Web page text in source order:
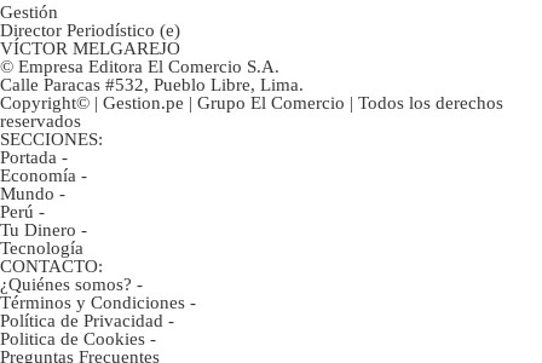
Gestión
Director Periodístico (e)
VÍCTOR MELGAREJO
© Empresa Editora El Comercio S.A.
Calle Paracas #532, Pueblo Libre, Lima.
Copyright© | Gestion.pe | Grupo El Comercio | Todos los derechos
reservados
SECCIONES:
Portada -
Economía -
Mundo -
Perú -
Tu Dinero -
Tecnología
CONTACTO:
¿Quiénes somos? -
Términos y Condiciones -
Política de Privacidad -
Politica de Cookies -
Preguntas Frecuentes